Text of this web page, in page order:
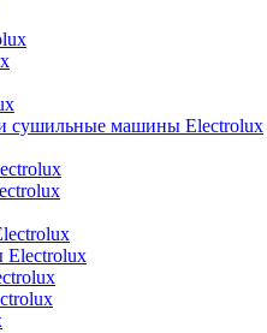
сушильные машины Electrolux